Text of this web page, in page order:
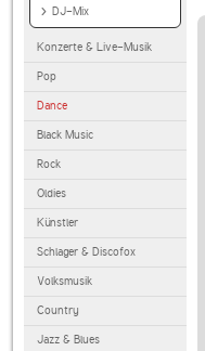
DJ-Mix
Konzerte & Live-Musik
Pop
Dance
Black Music
Rock
Oldies
Künstler
Schlager & Discofox
Volksmusik
Country
Jazz & Blues